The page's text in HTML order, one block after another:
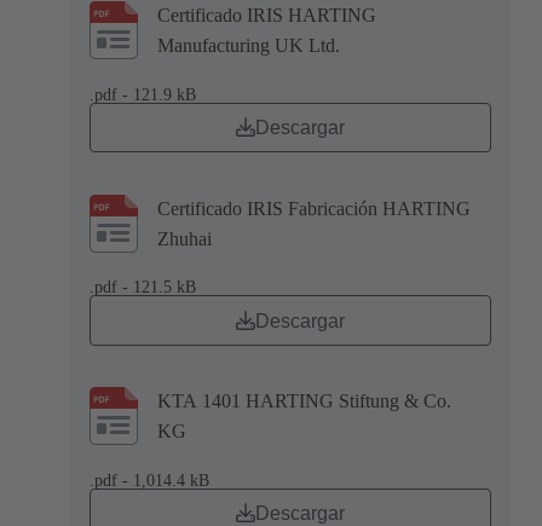
Certificado IRIS HARTING
Manufacturing UK Ltd.
.pdf - 121.9 kB
Descargar
Certificado IRIS Fabricación HARTING
Zhuhai
.pdf - 121.5 kB
Descargar
KTA 1401 HARTING Stiftung & Co.
KG
.pdf - 1,014.4 kB
Descargar